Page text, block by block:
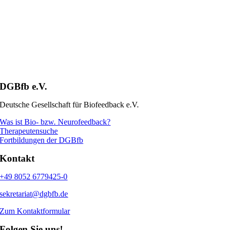
DGBfb e.V.
Deutsche Gesellschaft für Biofeedback e.V.
Was ist Bio- bzw. Neurofeedback?
Therapeutensuche
Fortbildungen der DGBfb
Kontakt
+49 8052 6779425-0
sekretariat@dgbfb.de
Zum Kontaktformular